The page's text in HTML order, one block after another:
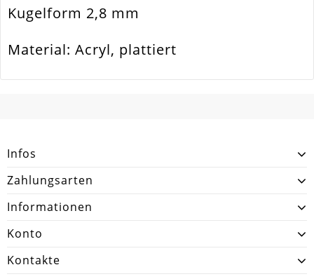
Menge 1 Stück
Zusatzinfo Sehr Leicht An Gewicht
Kugelform 2,8 mm
Material: Acryl, plattiert
Infos
Zahlungsarten
Informationen
Konto
Kontakte